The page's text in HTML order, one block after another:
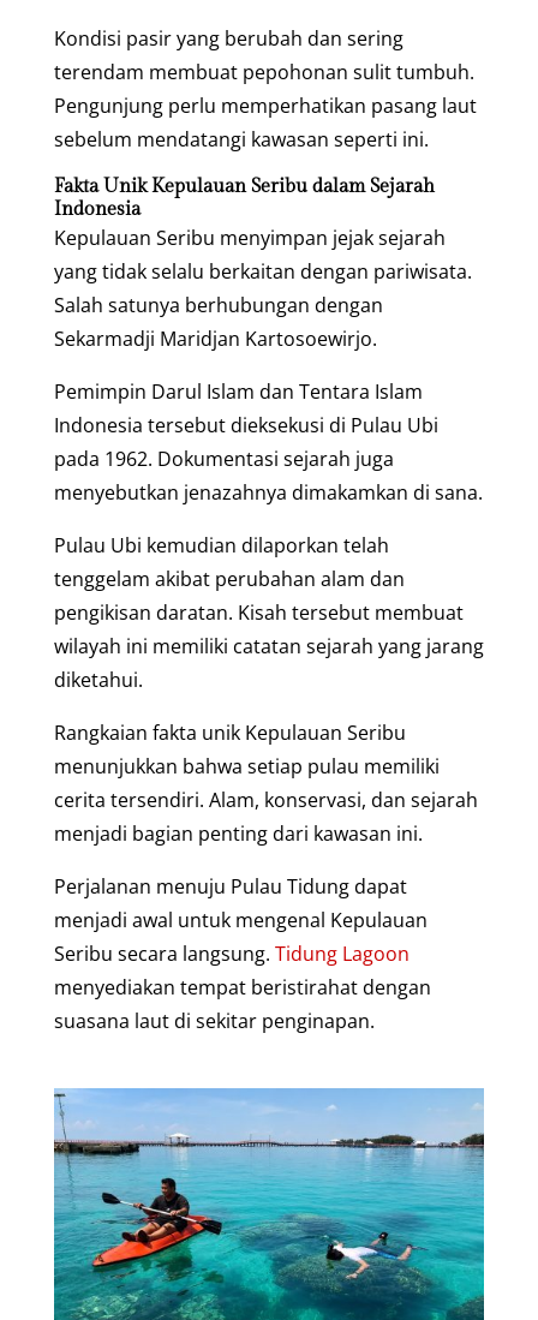
Kondisi pasir yang berubah dan sering
terendam membuat pepohonan sulit tumbuh.
Pengunjung perlu memperhatikan pasang laut
sebelum mendatangi kawasan seperti ini.
Fakta Unik Kepulauan Seribu dalam Sejarah
Indonesia
Kepulauan Seribu menyimpan jejak sejarah
yang tidak selalu berkaitan dengan pariwisata.
Salah satunya berhubungan dengan
Sekarmadji Maridjan Kartosoewirjo.
Pemimpin Darul Islam dan Tentara Islam
Indonesia tersebut dieksekusi di Pulau Ubi
pada 1962. Dokumentasi sejarah juga
menyebutkan jenazahnya dimakamkan di sana.
Pulau Ubi kemudian dilaporkan telah
tenggelam akibat perubahan alam dan
pengikisan daratan. Kisah tersebut membuat
wilayah ini memiliki catatan sejarah yang jarang
diketahui.
Rangkaian fakta unik Kepulauan Seribu
menunjukkan bahwa setiap pulau memiliki
cerita tersendiri. Alam, konservasi, dan sejarah
menjadi bagian penting dari kawasan ini.
Perjalanan menuju Pulau Tidung dapat
menjadi awal untuk mengenal Kepulauan
Seribu secara langsung. Tidung Lagoon
menyediakan tempat beristirahat dengan
suasana laut di sekitar penginapan.